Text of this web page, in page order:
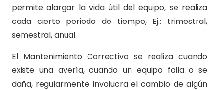
permite alargar la vida útil del equipo, se realiza
cada cierto periodo de tiempo, Ej.: trimestral,
semestral, anual.
El Mantenimiento Correctivo se realiza cuando
existe una avería, cuando un equipo falla o se
daña, regularmente involucra el cambio de algún